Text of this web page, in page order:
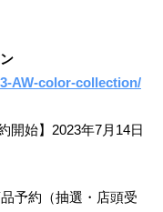
AW-color-collection/
開始】2023年7月14日
予約（抽選・店頭受